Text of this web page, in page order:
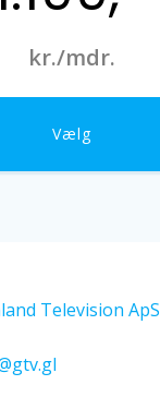
kr./mdr.
Vælg
Television ApS